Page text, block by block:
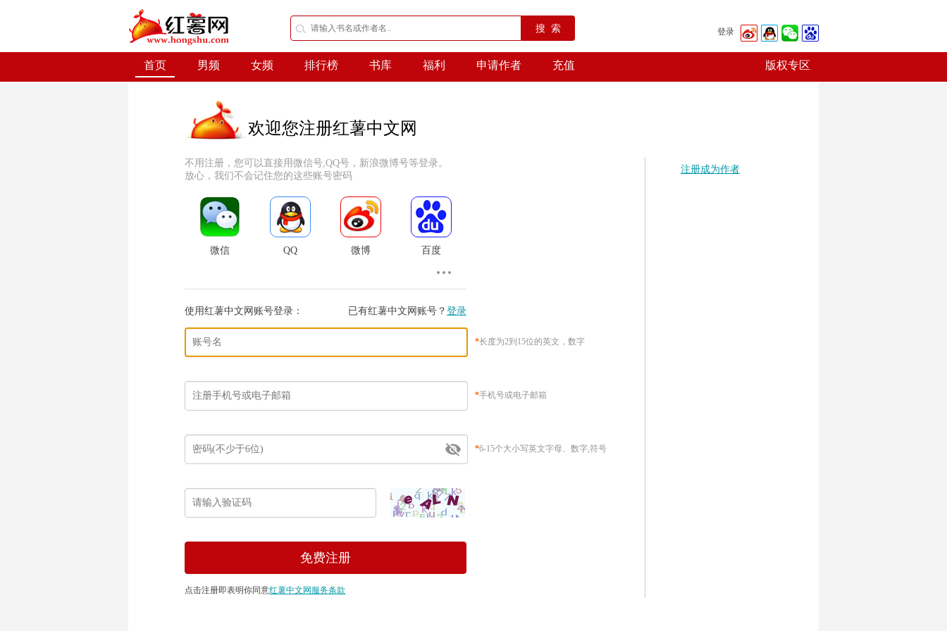
搜 索 登录
首页 男频 女频 排行榜 书库 福利 申请作者 充值 版权专区
欢迎您注册红薯中文网
不用注册，您可以直接用微信号,QQ号，新浪微博号等登录。
放心，我们不会记住您的这些账号密码
微信 QQ 微博 百度
使用红薯中文网账号登录： 已有红薯中文网账号？ 登录
*长度为2到15位的英文，数字
*手机号或电子邮箱
*6-15个大小写英文字母、数字,符号
点击注册即表明你同意红薯中文网服务条款
注册成为作者